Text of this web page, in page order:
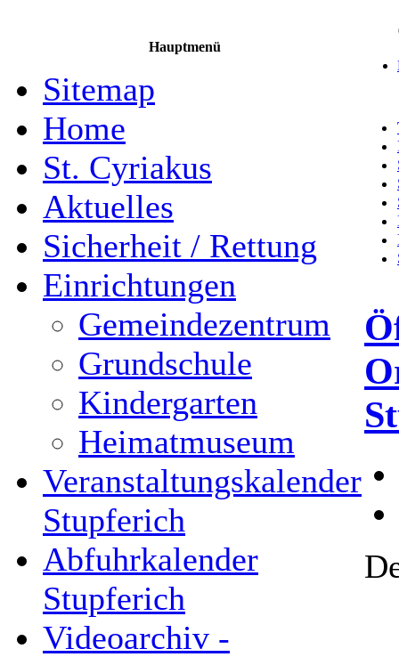
Hauptmenü
Sitemap
Home
St. Cyriakus
Aktuelles
Sicherheit / Rettung
Einrichtungen
Gemeindezentrum
Grundschule
Kindergarten
Heimatmuseum
Veranstaltungskalender
Stupferich
Abfuhrkalender
Stupferich
Videoarchiv -